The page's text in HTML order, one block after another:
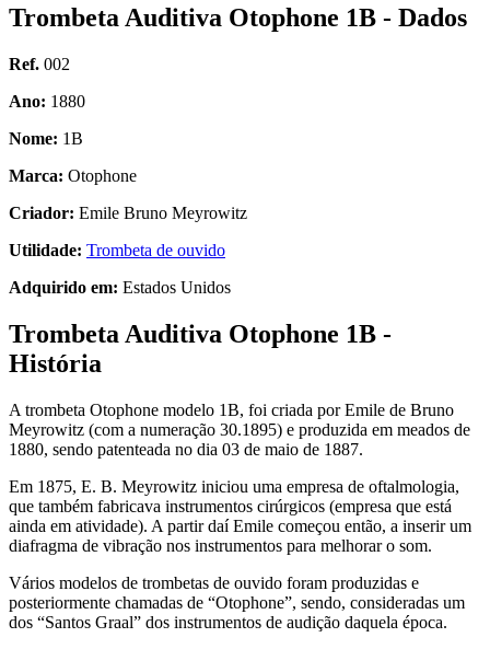
Trombeta Auditiva Otophone 1B - Dados
Ref. 002
Ano: 1880
Nome: 1B
Marca: Otophone
Criador: Emile Bruno Meyrowitz
Utilidade: Trombeta de ouvido
Adquirido em: Estados Unidos
Trombeta Auditiva Otophone 1B -
História
A trombeta Otophone modelo 1B, foi criada por Emile de Bruno
Meyrowitz (com a numeração 30.1895) e produzida em meados de
1880, sendo patenteada no dia 03 de maio de 1887.
Em 1875, E. B. Meyrowitz iniciou uma empresa de oftalmologia,
que também fabricava instrumentos cirúrgicos (empresa que está
ainda em atividade). A partir daí Emile começou então, a inserir um
diafragma de vibração nos instrumentos para melhorar o som.
Vários modelos de trombetas de ouvido foram produzidas e
posteriormente chamadas de “Otophone”, sendo, consideradas um
dos “Santos Graal” dos instrumentos de audição daquela época.